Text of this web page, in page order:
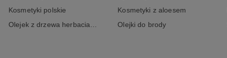
Kosmetyki polskie
Kosmetyki z aloesem
Olejek z drzewa herbacianego
Olejki do brody